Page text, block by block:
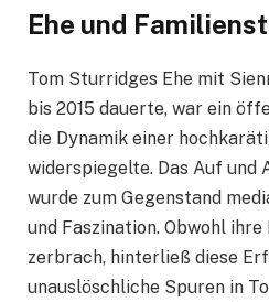
Ehe und
Tom Sturridges Ehe mit
bis 2015 dauerte, war ein
die Dynamik einer
widerspiegelte. Das Auf und
wurde zum Gegenstand
und Faszination. Obwohl
zerbrach, hinterließ diese
unauslöschliche Spuren in